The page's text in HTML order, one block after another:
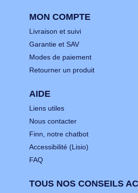
MON COMPTE
Livraison et suivi
Garantie et SAV
Modes de paiement
Retourner un produit
AIDE
Liens utiles
Nous contacter
Finn, notre chatbot
Accessibilité (Lisio)
FAQ
TOUS NOS CONSEILS